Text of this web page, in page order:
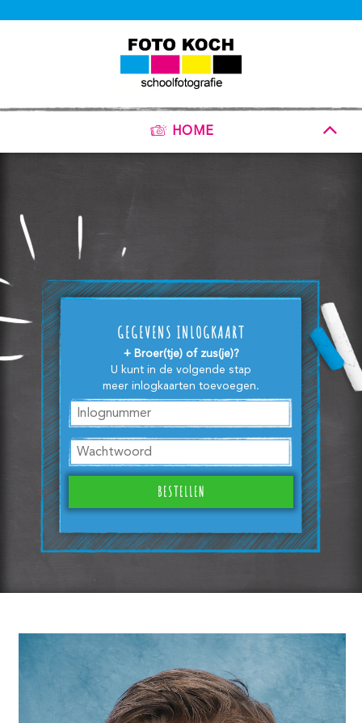
HOME
GEGEVENS INLOGKAART
+ Broer(tje) of zus(je)?
U kunt in de volgende stap
meer inlogkaarten toevoegen.